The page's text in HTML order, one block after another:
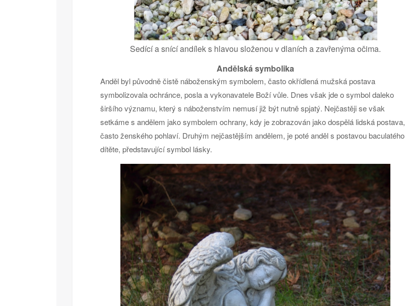
Sedící a snící andílek s hlavou složenou v dlaních a zavřenýma očima.
Andělská symbolika
Anděl byl původně čistě náboženským symbolem, často okřídlená mužská postava
symbolizovala ochránce, posla a vykonavatele Boží vůle. Dnes však jde o symbol daleko
širšího významu, který s náboženstvím nemusí již být nutně spjatý. Nejčastěji se však
setkáme s andělem jako symbolem ochrany, kdy je zobrazován jako dospělá lidská postava,
často ženského pohlaví. Druhým nejčastějším andělem, je poté anděl s postavou baculatého
dítěte, představující symbol lásky.